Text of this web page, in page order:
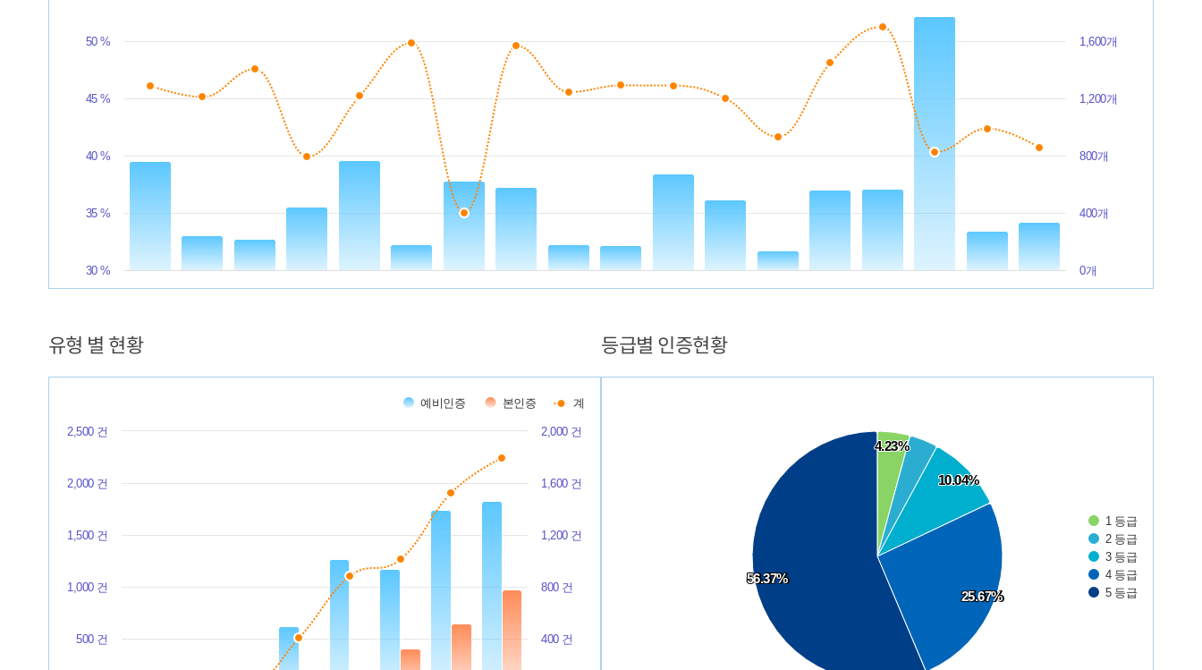
숙박시설 : 0.26%
운동시설 : 7.14%
운수시설 : 0.72%
위락시설 : 0.01%
위험물 저장 및 처리 시설 : 0.11%
의료시설 : 0.47%
자동차 관련 시설 : 0.37%
자원순환 관련 시설 : 0.27%
제2종 근린생활시설 : 1.33%
종교시설 : 0.04%
창고시설 : 0.08%
판매시설 : 0.27%
30 %
35 %
40 %
45 %
50 %
0개
400개
800개
1,200개
1,600개
End of interactive chart.
유형 별 현황
Chart
The chart has 2 Y axes displaying values, and values.
예비인증 본인증 계
500 건
1,000 건
1,500 건
2,000 건
2,500 건
400 건
800 건
1,200 건
1,600 건
2,000 건
등급별 인증현황
Chart
4.23%
4.23%
10.04%
10.04%
25.67%
25.67%
56.37%
56.37%
1 등급
2 등급
3 등급
4 등급
5 등급